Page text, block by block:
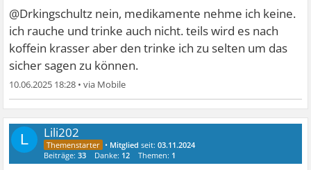
@Drkingschultz nein, medikamente nehme ich keine.
ich rauche und trinke auch nicht. teils wird es nach
koffein krasser aber den trinke ich zu selten um das
sicher sagen zu können.
10.06.2025 18:28 •
L Lili202
• Mitglied seit:03.11.2024
Beiträge:33 Danke: 12 Themen: 1